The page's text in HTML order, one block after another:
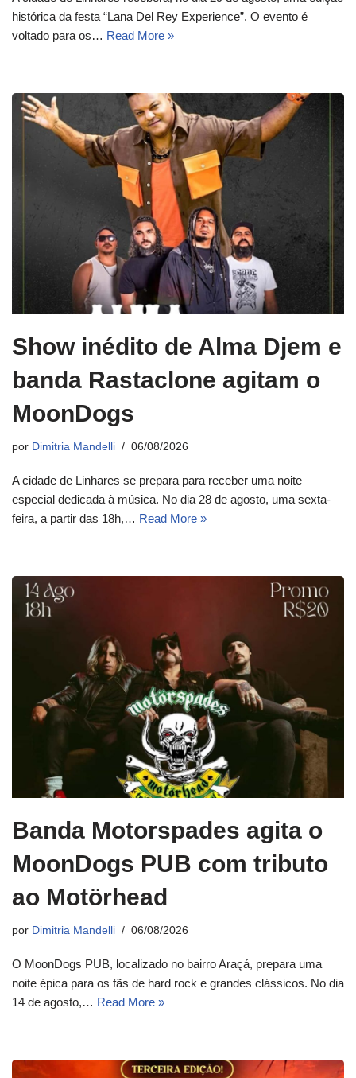
histórica da festa “Lana Del Rey Experience”. O evento é
voltado para os… Read More »
Show inédito de Alma Djem e
banda Rastaclone agitam o
MoonDogs
por Dimitria Mandelli 06/08/2026
A cidade de Linhares se prepara para receber uma noite
especial dedicada à música. No dia 28 de agosto, uma sexta-
feira, a partir das 18h,… Read More »
Banda Motorspades agita o
MoonDogs PUB com tributo
ao Motörhead
por Dimitria Mandelli 06/08/2026
O MoonDogs PUB, localizado no bairro Araçá, prepara uma
noite épica para os fãs de hard rock e grandes clássicos. No dia
14 de agosto,… Read More »